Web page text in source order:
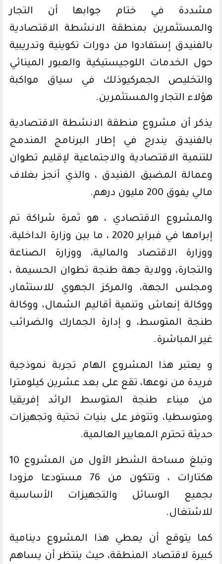
مشددة في ختام جوابها أن التجار
والمستثمرين بمنطقة الانشطة الاقتصادية
بالفنيدق إستفادوا من دورات تكوينية وتدريبية
حول الخدمات اللوجيستيكية والعبور المينائي
والتخليص الجمركيوذلك في سياق مواكبة
هؤلاء التجار والمستثمرين.
يذكر أن مشروع منطقة الانشطة الاقتصادية
بالفنيدق يندرج في إطار البرنامج المندمج
للتنمية الاقتصادية والاجتماعية لإقليم تطوان
وعمالة المضيق الفنيدق ، والذي أنجز بغلاف
مالي يفوق 200 مليون درهم.
والمشروع الاقتصادي ، هو ثمرة شراكة تم
إبرامها في فبراير 2020 ، ما بين وزارة الداخلية،
ووزارة الاقتصاد والمالية، ووزارة الصناعة
والتجارة، وولاية جهة طنجة تطوان الحسيمة ،
ومجلس الجهة، والمركز الجهوي للاستثمار،
ووكالة إنعاش وتنمية أقاليم الشمال، ووكالة
طنجة المتوسط، و إدارة الجمارك والضرائب
غير المباشرة.
و يعتبر هذا المشروع الهام تجربة نموذجية
فريدة من نوعها، تقع على بعد عشرين كيلومترا
من ميناء طنجة المتوسط الرائد إفريقيا
ومتوسطيا، وتتوفر على بنيات تحتية وتجهيزات
حديثة تحترم المعايير العالمية.
وتبلغ مساحة الشطر الأول من المشروع 10
هكتارات ، وتتكون من 76 مستودعا مزودا
بجميع الوسائل والتجهيزات الأساسية
للاشتغال.
كما يتوقع أن يعطي هذا المشروع دينامية
كبيرة لاقتصاد المنطقة، حيث ينتظر أن يساهم